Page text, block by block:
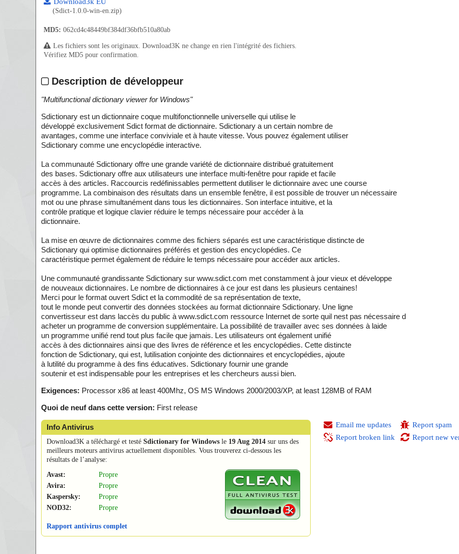
(Sdict-1.0.0-win-en.zip)
MD5: 062cd4c48449bf384df36bfb510a80ab
Les fichiers sont les originaux. Download3K ne change en rien l'intégrité des fichiers.
Vérifiez MD5 pour confirmation.
Description de développeur
"Multifunctional dictionary viewer for Windows"
Sdictionary est un dictionnaire coque multifonctionnelle universelle qui utilise le
développé exclusivement Sdict format de dictionnaire. Sdictionary a un certain nombre de
avantages, comme une interface conviviale et à haute vitesse. Vous pouvez également utiliser
Sdictionary comme une encyclopédie interactive.
La communauté Sdictionary offre une grande variété de dictionnaire distribué gratuitement
des bases. Sdictionary offre aux utilisateurs une interface multi-fenêtre pour rapide et facile
accès à des articles. Raccourcis redéfinissables permettent dutiliser le dictionnaire avec une course
programme. La combinaison des résultats dans un ensemble fenêtre, il est possible de trouver un nécessaire
mot ou une phrase simultanément dans tous les dictionnaires. Son interface intuitive, et la
contrôle pratique et logique clavier réduire le temps nécessaire pour accéder à la
dictionnaire.
La mise en œuvre de dictionnaires comme des fichiers séparés est une caractéristique distincte de
Sdictionary qui optimise dictionnaires préférés et gestion des encyclopédies. Ce
caractéristique permet également de réduire le temps nécessaire pour accéder aux articles.
Une communauté grandissante Sdictionary sur www.sdict.com met constamment à jour vieux et développe
de nouveaux dictionnaires. Le nombre de dictionnaires à ce jour est dans les plusieurs centaines!
Merci pour le format ouvert Sdict et la commodité de sa représentation de texte,
tout le monde peut convertir des données stockées au format dictionnaire Sdictionary. Une ligne
convertisseur est dans laccès du public à www.sdict.com ressource Internet de sorte quil nest pas nécessaire d
acheter un programme de conversion supplémentaire. La possibilité de travailler avec ses données à laide
un programme unifié rend tout plus facile que jamais. Les utilisateurs ont également unifié
accès à des dictionnaires ainsi que des livres de référence et les encyclopédies. Cette distincte
fonction de Sdictionary, qui est, lutilisation conjointe des dictionnaires et encyclopédies, ajoute
à lutilité du programme à des fins éducatives. Sdictionary fournir une grande
soutenir et est indispensable pour les entreprises et les chercheurs aussi bien.
Exigences: Processor x86 at least 400Mhz, OS MS Windows 2000/2003/XP, at least 128MB of RAM
Quoi de neuf dans cette version: First release
Info Antivirus
Download3K a téléchargé et testé Sdictionary for Windows le 19 Aug 2014 sur uns des
meilleurs moteurs antivirus actuellement disponibles. Vous trouverez ci-dessous les
résultats de l’analyse:
Avast:
Propre
Avira:
Propre
Kaspersky:
Propre
NOD32:
Propre
Rapport antivirus complet
Email me updates
Report broken link
Report spam
Report new